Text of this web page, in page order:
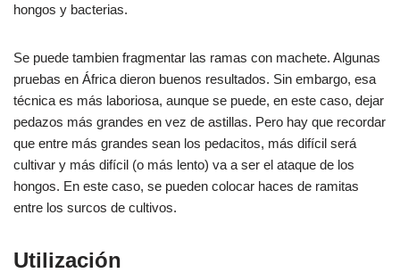
hongos y bacterias.
Se puede tambien fragmentar las ramas con machete. Algunas
pruebas en África dieron buenos resultados. Sin embargo, esa
técnica es más laboriosa, aunque se puede, en este caso, dejar
pedazos más grandes en vez de astillas. Pero hay que recordar
que entre más grandes sean los pedacitos, más difícil será
cultivar y más difícil (o más lento) va a ser el ataque de los
hongos. En este caso, se pueden colocar haces de ramitas
entre los surcos de cultivos.
Utilización